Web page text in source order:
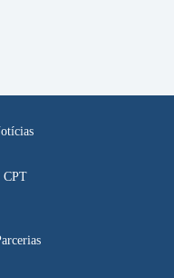
CPT